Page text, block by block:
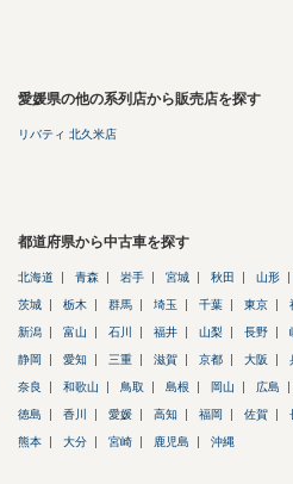
愛媛県の他の系列店から販売店を探す
リバティ 北久米店
都道府県から中古車を探す
北海道 青森 岩手 宮城 秋田 山形
茨城 栃木 群馬 埼玉 千葉 東京
新潟 富山 石川 福井 山梨 長野
静岡 愛知 三重 滋賀 京都 大阪
奈良 和歌山 鳥取 島根 岡山 広島
徳島 香川 愛媛 高知 福岡 佐賀
熊本 大分 宮崎 鹿児島 沖縄